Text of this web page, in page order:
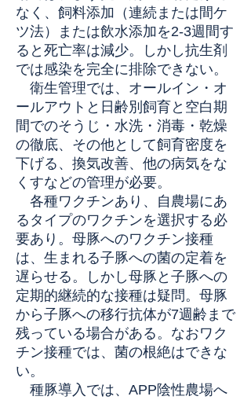
なく、飼料添加（連続または間ケ
ツ法）または飲水添加を2-3週間す
ると死亡率は減少。しかし抗生剤
では感染を完全に排除できない。
衛生管理では、オールイン・オ
ールアウトと日齢別飼育と空白期
間でのそうじ・水洗・消毒・乾燥
の徹底、その他として飼育密度を
下げる、換気改善、他の病気をな
くすなどの管理が必要。
各種ワクチンあり、自農場にあ
るタイプのワクチンを選択する必
要あり。母豚へのワクチン接種
は、生まれる子豚への菌の定着を
遅らせる。しかし母豚と子豚への
定期的継続的な接種は疑問。母豚
から子豚への移行抗体が7週齢まで
残っている場合がある。なおワク
チン接種では、菌の根絶はできな
い。
種豚導入では、APP陰性農場へ